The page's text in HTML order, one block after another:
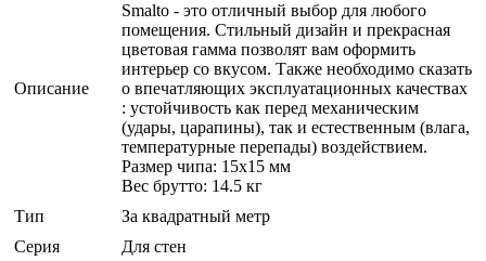
Описание
Smalto - это отличный выбор для любого
помещения. Стильный дизайн и прекрасная
цветовая гамма позволят вам оформить
интерьер со вкусом. Также необходимо сказать
о впечатляющих эксплуатационных качествах
: устойчивость как перед механическим
(удары, царапины), так и естественным (влага,
температурные перепады) воздействием.
Размер чипа: 15x15 мм
Вес брутто: 14.5 кг
Тип
За квадратный метр
Серия
Для стен